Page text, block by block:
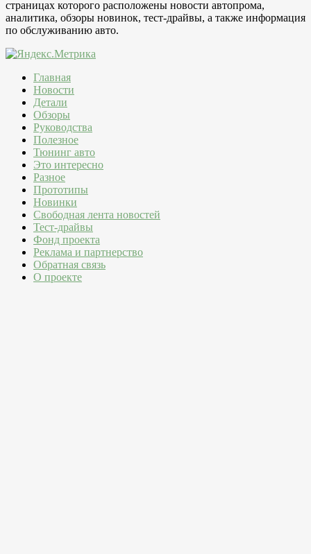
страницах которого расположены новости автопрома,
аналитика, обзоры новинок, тест-драйвы, а также информация
по обслуживанию авто.
Главная
Новости
Детали
Обзоры
Руководства
Полезное
Тюнинг авто
Это интересно
Разное
Прототипы
Новинки
Свободная лента новостей
Тест-драйвы
Фонд проекта
Реклама и партнерство
Обратная связь
О проекте